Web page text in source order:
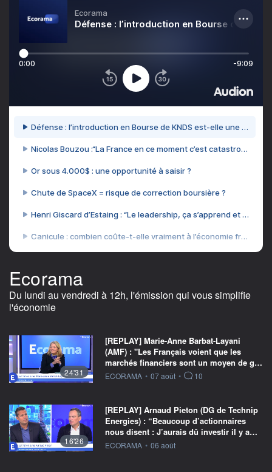
Ecorama
Du lundi au vendredi à 12h, l'émission qui vous simplifie
l'économie
24'31
[REPLAY] Marie-Anne Barbat-Layani
(AMF) : "Les Français voient que les
marchés financiers sont un moyen de g…
information fournie par
ECORAMA • 07 août • 10
16'26
[REPLAY] Arnaud Pieton (DG de Technip
Energies) : “Beaucoup d’actionnaires
nous disent : J’aurais dû investir il y a…
information fournie par
ECORAMA • 06 août